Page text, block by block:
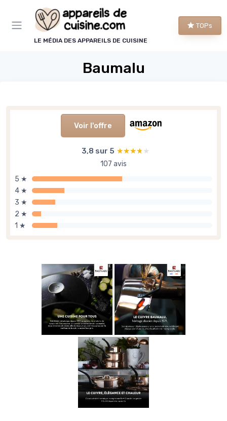
LE MÉDIA DES APPAREILS DE CUISINE
TOPs
Baumalu
Voir l'offre
3,8 sur 5 ★★★★★
★★★★★
107 avis
5 ★
4 ★
3 ★
2 ★
1 ★
Panneau de gestion des cookies